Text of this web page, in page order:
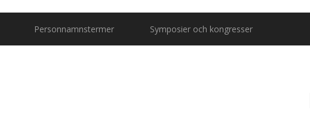
Personnamnstermer Symposier och kongresser